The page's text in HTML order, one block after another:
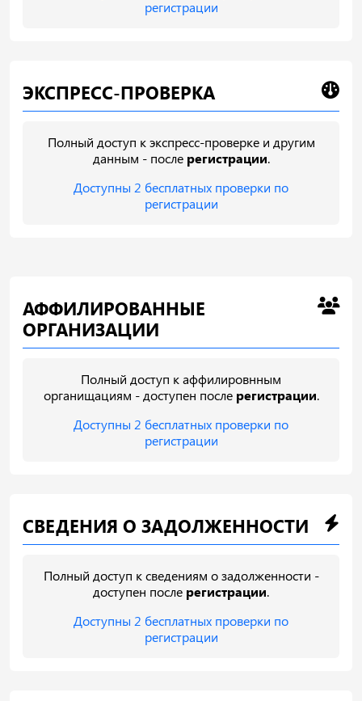
регистрации
ЭКСПРЕСС-ПРОВЕРКА
Полный доступ к экспресс-проверке и другим
данным - после регистрации.
Доступны 2 бесплатных проверки по
регистрации
АФФИЛИРОВАННЫЕ
ОРГАНИЗАЦИИ
Полный доступ к аффилировнным
органищациям - доступен после регистрации.
Доступны 2 бесплатных проверки по
регистрации
СВЕДЕНИЯ О ЗАДОЛЖЕННОСТИ
Полный доступ к сведениям о задолженности -
доступен после регистрации.
Доступны 2 бесплатных проверки по
регистрации